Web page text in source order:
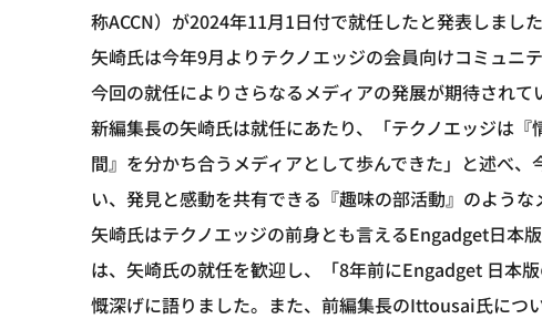
称ACCN）が2024年11月1日付で就任したと発表しました
矢崎氏は今年9月よりテクノエッジの会員向けコミュニ
今回の就任によりさらなるメディアの発展が期待されて
新編集長の矢崎氏は就任にあたり、「テクノエッジは
間』を分かち合うメディアとして歩んできた」と述べ
い、発見と感動を共有できる『趣味の部活動』のような
矢崎氏はテクノエッジの前身とも言えるEngadget日本
は、矢崎氏の就任を歓迎し、「8年前にEngadget 日本
慨深げに語りました。また、前編集長のIttousai氏に